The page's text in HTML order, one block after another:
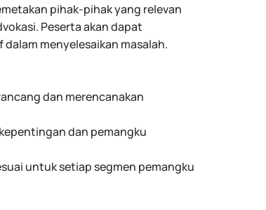
pihak-pihak yang relevan
Peserta akan dapat
menyelesaikan masalah.
dan merencanakan
dan pemangku
untuk setiap segmen pemangku